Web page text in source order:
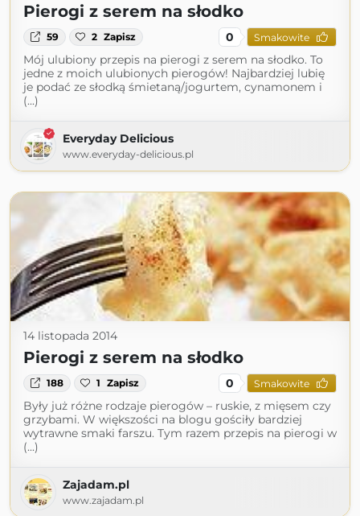
Pierogi z serem na słodko
59 2 Zapisz 0 Smakowite
Mój ulubiony przepis na pierogi z serem na słodko. To
jedne z moich ulubionych pierogów! Najbardziej lubię
je podać ze słodką śmietaną/jogurtem, cynamonem i
(...)
Everyday Delicious
www.everyday-delicious.pl
14 listopada 2014
Pierogi z serem na słodko
188 1 Zapisz 0 Smakowite
Były już różne rodzaje pierogów – ruskie, z mięsem czy
grzybami. W większości na blogu gościły bardziej
wytrawne smaki farszu. Tym razem przepis na pierogi w
(...)
Zajadam.pl
www.zajadam.pl